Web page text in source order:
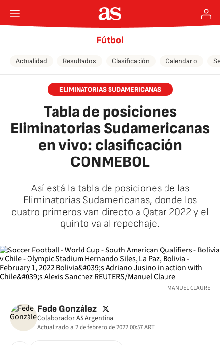
Fútbol
Actualidad Resultados Clasificación Calendario
ELIMINATORIAS SUDAMERICANAS
Tabla de posiciones
Eliminatorias Sudamericanas
en vivo: clasificación
CONMEBOL
Así está la tabla de posiciones de las
Eliminatorias Sudamericanas, donde los
cuatro primeros van directo a Qatar 2022 y el
quinto va al repechaje.
MANUEL CLAURE
Fede González twitter
Colaborador AS Argentina
Actualizado a 2 de febrero de 2022 00:57ART